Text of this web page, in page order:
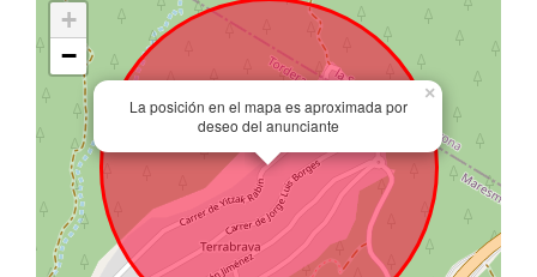
La posición en el mapa es aproximada por
deseo del anunciante
×
+
−